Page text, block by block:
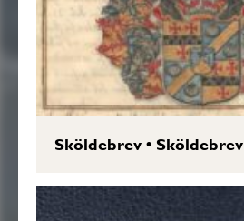
Sköldebrev•Sköldebrev